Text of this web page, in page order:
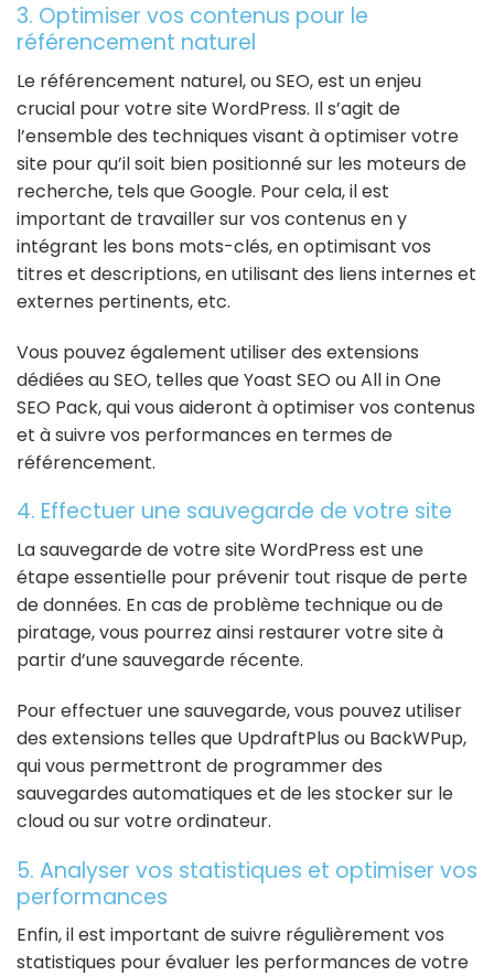
3. Optimiser vos contenus pour le
référencement naturel
Le référencement naturel, ou SEO, est un enjeu
crucial pour votre site WordPress. Il s’agit de
l’ensemble des techniques visant à optimiser votre
site pour qu’il soit bien positionné sur les moteurs de
recherche, tels que Google. Pour cela, il est
important de travailler sur vos contenus en y
intégrant les bons mots-clés, en optimisant vos
titres et descriptions, en utilisant des liens internes et
externes pertinents, etc.
Vous pouvez également utiliser des extensions
dédiées au SEO, telles que Yoast SEO ou All in One
SEO Pack, qui vous aideront à optimiser vos contenus
et à suivre vos performances en termes de
référencement.
4. Effectuer une sauvegarde de votre site
La sauvegarde de votre site WordPress est une
étape essentielle pour prévenir tout risque de perte
de données. En cas de problème technique ou de
piratage, vous pourrez ainsi restaurer votre site à
partir d’une sauvegarde récente.
Pour effectuer une sauvegarde, vous pouvez utiliser
des extensions telles que UpdraftPlus ou BackWPup,
qui vous permettront de programmer des
sauvegardes automatiques et de les stocker sur le
cloud ou sur votre ordinateur.
5. Analyser vos statistiques et optimiser vos
performances
Enfin, il est important de suivre régulièrement vos
statistiques pour évaluer les performances de votre